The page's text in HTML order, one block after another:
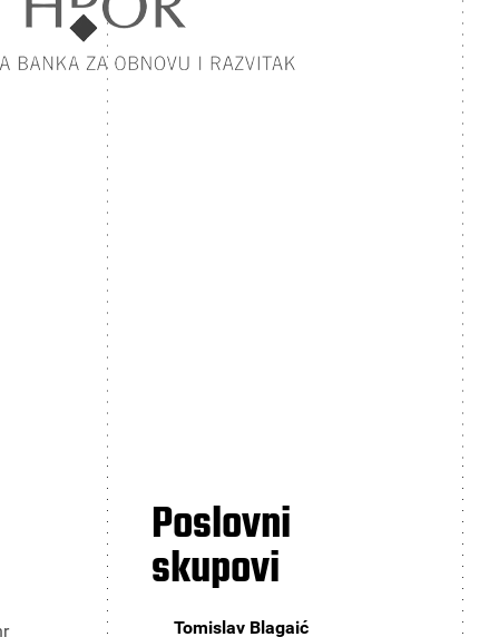
Poslovni
skupovi
Tomislav Blagaić